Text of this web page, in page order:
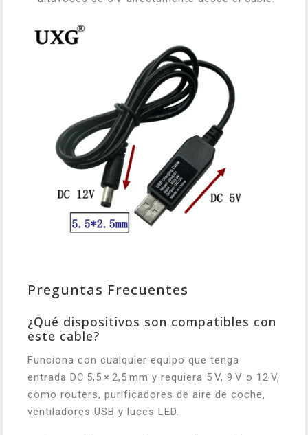
Preguntas Frecuentes
¿Qué dispositivos son compatibles con
este cable?
Funciona con cualquier equipo que tenga
entrada DC 5,5 × 2,5 mm y requiera 5 V, 9 V o 12 V,
como routers, purificadores de aire de coche,
ventiladores USB y luces LED.